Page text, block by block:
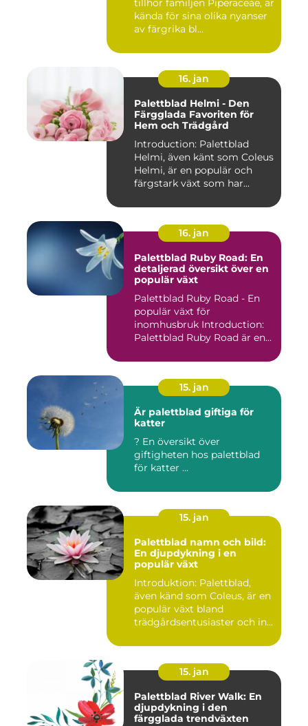
tillhör familjen Piperaceae, är
kända för sina olika nyanser
av färgrika bl...
16. jan
Palettblad Helmi - Den
Färgglada Favoriten för
Hem och Trädgård
Introduction: Palettblad
Helmi, även känt som Coleus
Helmi, är en populär och
färgstark växt som har...
16. jan
Palettblad Ruby Road: En
detaljerad översikt över en
populär växt
Palettblad Ruby Road - En
populär växt för
inomhusbruk Introduction:
Palettblad Ruby Road är en
15. jan
Är palettblad giftiga för
katter
? En översikt över
giftigheten hos palettblad
för katter ...
15. jan
Palettblad namn och bild:
En djupdykning i en
populär växt
Introduktion: Palettblad,
även känd som Coleus, är en
populär växt bland
trädgårdsentusiaster och in...
15. jan
Palettblad River Walk: En
djupdykning i den
färgglada trendväxten